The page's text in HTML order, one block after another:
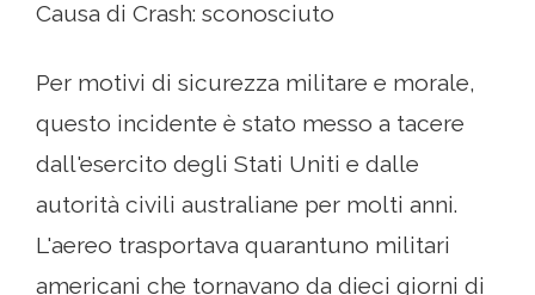
Causa di Crash: sconosciuto
Per motivi di sicurezza militare e morale,
questo incidente è stato messo a tacere
dall'esercito degli Stati Uniti e dalle
autorità civili australiane per molti anni.
L'aereo trasportava quarantuno militari
americani che tornavano da dieci giorni di